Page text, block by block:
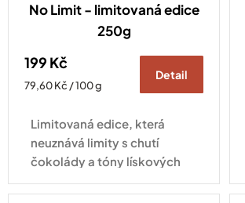
No Limit - limitovaná edice
250g
199 Kč
Měrná
79,60 Kč / 100 g
Detail
Limitovaná edice, která
neuznává limity s chutí
čokolády a tóny lískových
oříšků.